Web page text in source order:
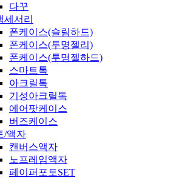
다꾸
세서리
폰케이스(슬림하드)
폰케이스(투명젤리)
폰케이스(투명젤하드)
스마트톡
아크릴톡
기성아크릴톡
에어팟케이스
버즈케이스
/액자
캔버스액자
노프레임액자
페이퍼포토SET